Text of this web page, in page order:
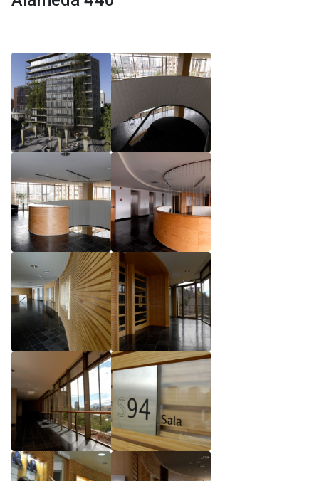
Reglamento de Magíster, Pontificia Universidad
Universidad Católica de Chile
Reglamento de Magíster, Pontificia Universidad
Católica de Chile LLM UC 2025
Reglamento de Seminarios de Graduación
Programa de Magíster en Derecho, LLM 2025